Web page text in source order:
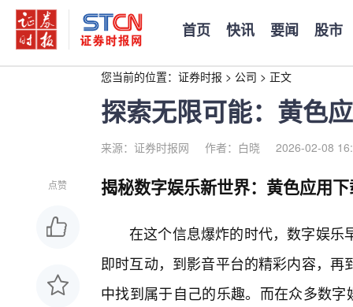
首页 快讯 要闻 股市
您当前的位置： 证券时报 > 公司 > 正文
探索无限可能：黄色
来源：证券时报网 作者：白晓 2026-02-08
点赞 揭秘数字娱乐新世界：黄色应用
在这个信息爆炸的时代，数字娱乐
即时互动，到影音平台的精彩内容，
中找到属于自己的乐趣。而在众多数